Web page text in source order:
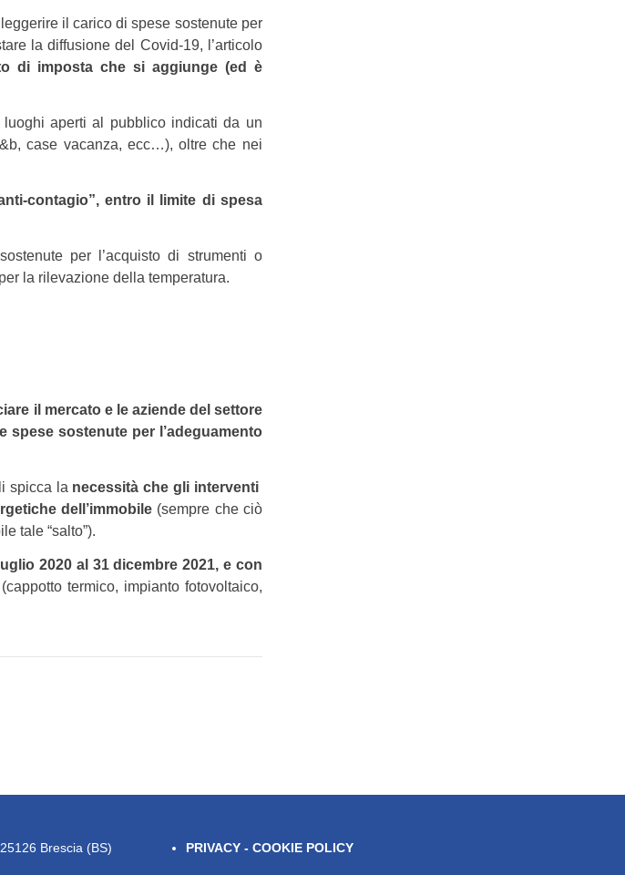
il carico di spese sostenute per
la diffusione del Covid-19, l’articolo
di imposta che si aggiunge (ed è
aperti al pubblico indicati da un
case vacanza, ecc…), oltre che nei
contagio”, entro il limite di spesa
per l’acquisto di strumenti o
la rilevazione della temperatura.
il mercato e le aziende del settore
spese sostenute per l’adeguamento
spicca la necessità che gli interventi
dell’immobile (sempre che ciò
tale “salto”).
2020 al 31 dicembre 2021, e con
termico, impianto fotovoltaico,
Brescia (BS) PRIVACY - COOKIE POLICY